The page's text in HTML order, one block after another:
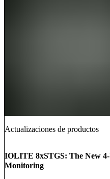
Actualizaciones de productos
IOLITE 8xSTGS: The New
Monitoring